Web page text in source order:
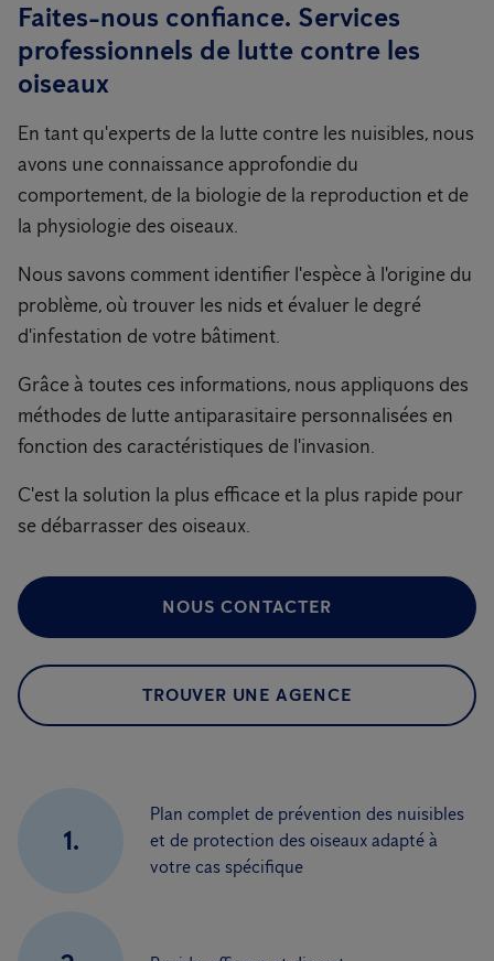
Faites-nous confiance. Services
professionnels de lutte contre les
oiseaux
En tant qu'experts de la lutte contre les nuisibles, nous
avons une connaissance approfondie du
comportement, de la biologie de la reproduction et de
la physiologie des oiseaux.
Nous savons comment identifier l'espèce à l'origine du
problème, où trouver les nids et évaluer le degré
d'infestation de votre bâtiment.
Grâce à toutes ces informations, nous appliquons des
méthodes de lutte antiparasitaire personnalisées en
fonction des caractéristiques de l'invasion.
C'est la solution la plus efficace et la plus rapide pour
se débarrasser des oiseaux.
NOUS CONTACTER
TROUVER UNE AGENCE
1.
Plan complet de prévention des nuisibles
et de protection des oiseaux adapté à
votre cas spécifique